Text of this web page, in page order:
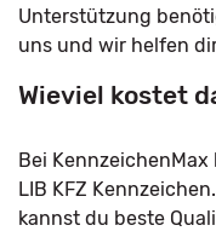
Unterstützung
uns und wir helfen
Wieviel kostet
Bei
LIB KFZ
kannst du beste